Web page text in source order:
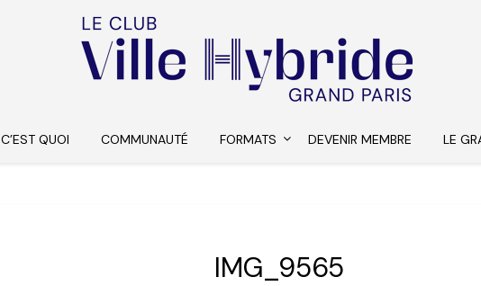
C’EST QUOI COMMUNAUTÉ FORMATS DEVENIR MEMBRE LE
IMG_9565